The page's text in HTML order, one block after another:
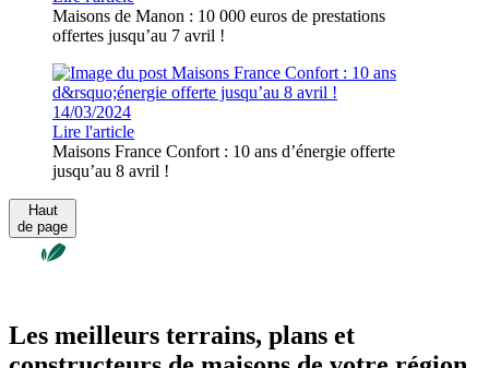
Maisons de Manon : 10 000 euros de prestations
offertes jusqu’au 7 avril !
14/03/2024
Lire l'article
Maisons France Confort : 10 ans d’énergie offerte
jusqu’au 8 avril !
Haut
de page
Les meilleurs terrains, plans et